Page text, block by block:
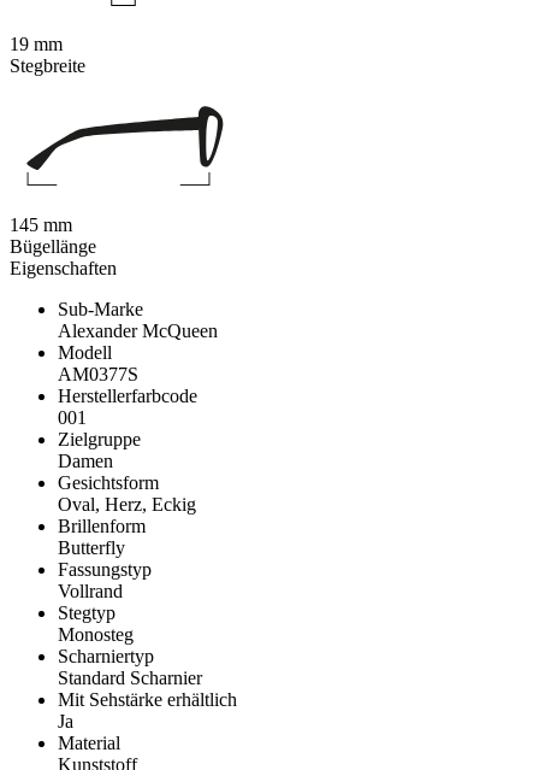
Eigenschaften
Sub-Marke
Alexander McQueen
Modell
AM0377S
Herstellerfarbcode
001
Zielgruppe
Damen
Gesichtsform
Oval, Herz, Eckig
Brillenform
Butterfly
Fassungstyp
Vollrand
Stegtyp
Monosteg
Scharniertyp
Standard Scharnier
Mit Sehstärke erhältlich
Ja
Material
Kunststoff
19 mm
Stegbreite
145 mm
Bügellänge